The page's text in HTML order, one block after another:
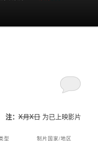
注： X月X日为已上映影片
型 制片国家/地区